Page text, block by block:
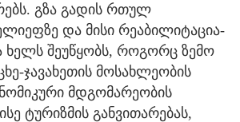
გზა გადის რთულ
და მისი რეაბილიტაცია-
ხელს შეუწყობს, როგორც ზემო
ჯავახეთის მოსახლეობის
მდგომარეობის
ტურიზმის განვითარებას,